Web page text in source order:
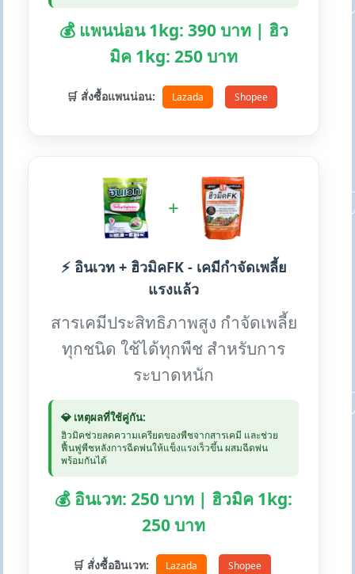
💰 แพนน่อน 1kg: 390 บาท | ฮิว
มิค 1kg: 250 บาท
🛒 สั่งซื้อแพนน่อน: Lazada Shopee
+
⚡ อินเวท + ฮิวมิคFK - เคมีกำจัดเพลี้ย
แรงแล้ว
สารเคมีประสิทธิภาพสูง กำจัดเพลี้ย
ทุกชนิด ใช้ได้ทุกพืช สำหรับการ
ระบาดหนัก
💎 เหตุผลที่ใช้คู่กัน:
ฮิวมิคช่วยลดความเครียดของพืชจากสารเคมี และช่วย
ฟื้นฟูพืชหลังการฉีดพ่นให้แข็งแรงเร็วขึ้น ผสมฉีดพ่น
พร้อมกันได้
💰 อินเวท: 250 บาท | ฮิวมิค 1kg:
250 บาท
🛒 สั่งซื้ออินเวท: Lazada Shopee